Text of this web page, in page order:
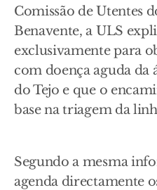
Comissão de Utentes
Benavente, a ULS
exclusivamente para
com doença aguda da
do Tejo e que o
base na triagem da
Segundo a mesma
agenda directamente